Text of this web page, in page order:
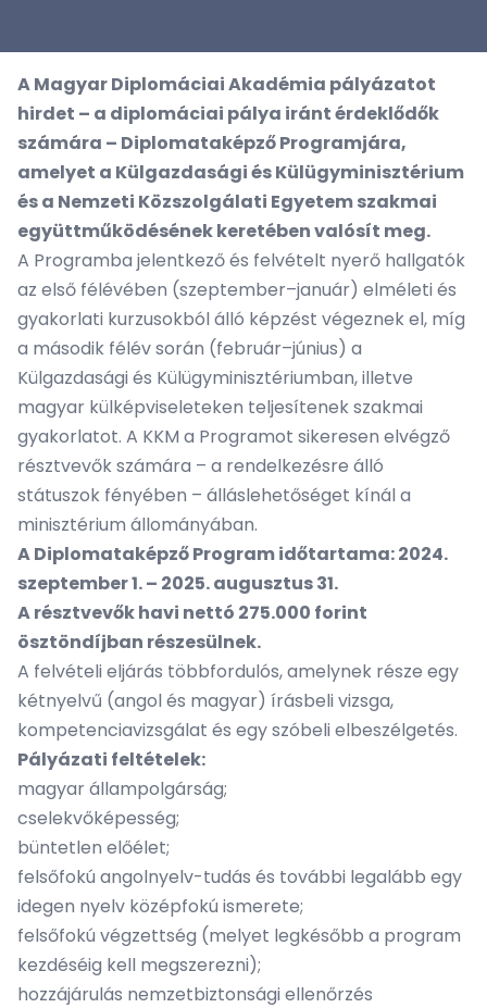
A Magyar Diplomáciai Akadémia pályázatot
hirdet – a diplomáciai pálya iránt érdeklődők
számára – Diplomataképző Programjára,
amelyet a Külgazdasági és Külügyminisztérium
és a Nemzeti Közszolgálati Egyetem szakmai
együttműködésének keretében valósít meg.
A Programba jelentkező és felvételt nyerő hallgatók
az első félévében (szeptember–január) elméleti és
gyakorlati kurzusokból álló képzést végeznek el, míg
a második félév során (február–június) a
Külgazdasági és Külügyminisztériumban, illetve
magyar külképviseleteken teljesítenek szakmai
gyakorlatot. A KKM a Programot sikeresen elvégző
résztvevők számára – a rendelkezésre álló
státuszok fényében – álláslehetőséget kínál a
minisztérium állományában.
A Diplomataképző Program időtartama: 2024.
szeptember 1. – 2025. augusztus 31.
A résztvevők havi nettó 275.000 forint
ösztöndíjban részesülnek.
A felvételi eljárás többfordulós, amelynek része egy
kétnyelvű (angol és magyar) írásbeli vizsga,
kompetenciavizsgálat és egy szóbeli elbeszélgetés.
Pályázati feltételek:
magyar állampolgárság;
cselekvőképesség;
büntetlen előélet;
felsőfokú angolnyelv-tudás és további legalább egy
idegen nyelv középfokú ismerete;
felsőfokú végzettség (melyet legkésőbb a program
kezdéséig kell megszerezni);
hozzájárulás nemzetbiztonsági ellenőrzés